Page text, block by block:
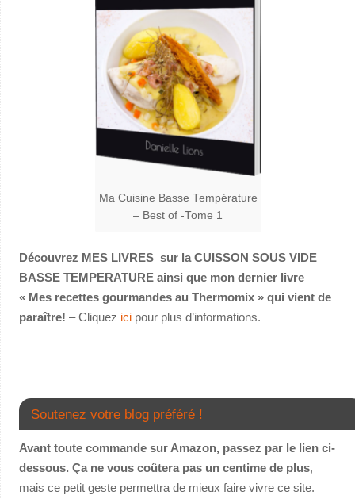
Ma Cuisine Basse Température
– Best of -Tome 1
Découvrez MES LIVRES sur la CUISSON SOUS VIDE
BASSE TEMPERATURE ainsi que mon dernier livre
« Mes recettes gourmandes au Thermomix » qui vient de
paraître! – Cliquez icipour plus d’informations.
Soutenez votre blog préféré !
Avant toute commande sur Amazon, passez par le lien ci-
dessous. Ça ne vous coûtera pas un centime de plus,
mais ce petit geste permettra de mieux faire vivre ce site.